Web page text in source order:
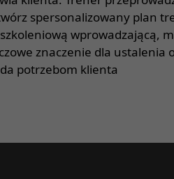
spersonalizowany plan
wprowadzającą,
znaczenie dla
potrzebom klienta